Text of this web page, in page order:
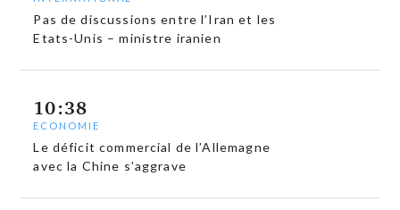
Pas de discussions entre l’Iran et les
Etats-Unis – ministre iranien
10:38
ECONOMIE
Le déficit commercial de l’Allemagne
avec la Chine s’aggrave